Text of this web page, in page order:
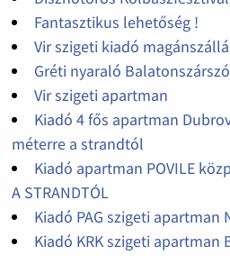
Fantasztikus lehetőség !
Vir szigeti kiadó
Gréti nyaraló
Vir szigeti apartman
Kiadó 4 fős apartman
méterre a strandtól
Kiadó apartman POVILE
A STRANDTÓL
Kiadó PAG szigeti apartman
Kiadó KRK szigeti apartman